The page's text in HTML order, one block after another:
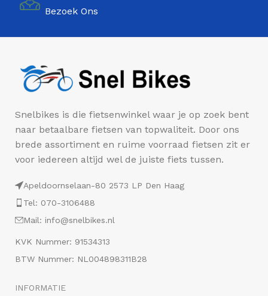
Bezoek Ons
Snelbikes is die fietsenwinkel waar je op zoek bent
naar betaalbare fietsen van topwaliteit. Door ons
brede assortiment en ruime voorraad fietsen zit er
voor iedereen altijd wel de juiste fiets tussen.
Apeldoornselaan-80 2573 LP Den Haag
Tel: 070-3106488
Mail: info@snelbikes.nl
KVK Nummer: 91534313
BTW Nummer: NL004898311B28
INFORMATIE